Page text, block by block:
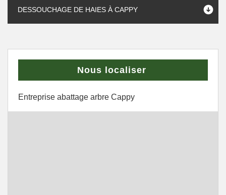
DESSOUCHAGE DE HAIES À CAPPY
Nous localiser
Entreprise abattage arbre Cappy